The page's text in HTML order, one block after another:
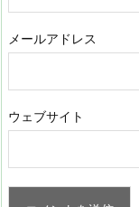
メールアドレス
ウェブサイト